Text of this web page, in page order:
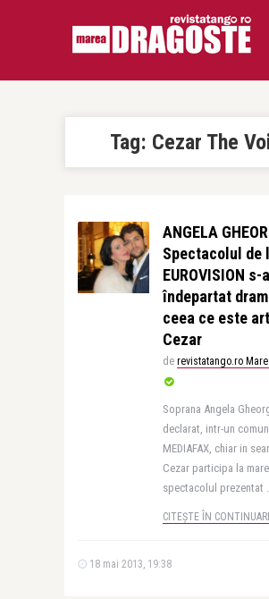
Tag: Cezar The
ANGELA
Spectacolul de
EUROVISION s-a
îndepartat
ceea ce este
Cezar
de revistatango.ro
Soprana Angela
declarat, intr-un
MEDIAFAX, chiar in
Cezar participa la
spectacolul prezentat
CITEȘTE ÎN
18 mai 2013, 19:38